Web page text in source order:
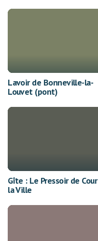
Lavoir de Bonneville-la-
Louvet (pont)
Gîte : Le Pressoir de Cour
la Ville